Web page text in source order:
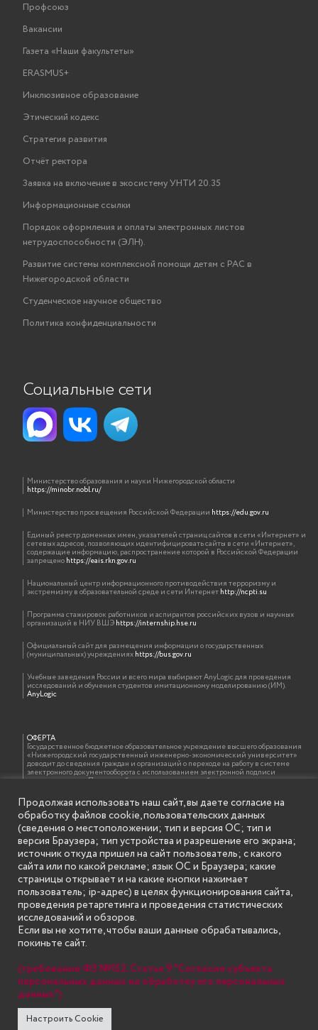
Профсоюз
Вакансии
Газета «Наши факультеты»
ERASMUS+
Инклюзивное образование
Этический кодекс
Стратегия развития
Отчёт ректора
Заявка на включение в экосистему УНТИ 20.35
Информационные ссылки
Порядок оформления и оплаты электронных листов
нетрудоспособности (ЭЛН).
Развитие системы комплексной помощи детям с РАС в
Нижегородской области
Студенческое научное общество
Политика конфиденциальности
Социальные сети
Министерство образования и науки Нижегородской области
https://minobr.nobl.ru/
Министерство просвещения Российской Федерации https://edu.gov.ru
Единый реестр доменных имен, указателей страниц сайтов в сети «Интернет» и
сетевых адресов, позволяющих идентифицировать сайты в сети «Интернет»,
содержащие информацию, распространение которой в Российской Федерации
запрещеноhttps://eais.rkn.gov.ru
Национальный центр информационного противодействия терроризму и
экстремизму в образовательной среде и сети Интернетhttp://ncpti.su
Программа стажировок работников и аспирантов российских вузов и научных
организаций в НИУ ВШЭhttps://internship.hse.ru
Официальный сайт для размещения информации о государственных
(муниципальных) учрежденияхhttps://bus.gov.ru
Учебные заведения России и всего мира выбирают AnyLogic для проведения
исследований и обучения студентов имитационному моделированию (ИМ).
AnyLogic
ОФЕРТА
Государственное бюджетное образовательное учреждение высшего образования
«Нижегородский государственный инженерно-экономический университет»
доводит до сведения граждан и организаций о переходе на работу в системе
электронного документооборота с использованием электронной подписи
должностных лиц. При этом обращаем внимание, что бумажная копия документа,
оформляется на бланке образовательной организации с проставлением отметки
об электронной подписи должностного лица в соответствии с требованиями ГОСТ
Р 7.0.97-2016 «Организационно-распорядительная документация. Требования к
оформлению документов»
ИНФОРМАЦИЯ ДЛЯ ПРАВООБЛАДАТЕЛЕЙ
Все права на аудио и видео материалы, представленные на нашем сайте
принадлежат их законным владельцам и предназначены только для ознакомления.
Наличие материалов на сайте никаким образом не претендует на обозначение
нашего авторского права на данные материалы. Авторы не несут ответственности
за возможные последствия использования их в целях, запрещенных Уголовным
Кодексом Российской Федерации. Если вы соглашаетесь с указанными
условиями, то можете приступить к просмотру материалов. Иначе вы должны
немедленно покинуть сайт. Все материалы, размещенные на сайте, взяты с
открытых (общедоступных) источников. Если Вы являетесь правообладателем
информация распространялась без Вашего на то согласия, то мы будем рады
оказать Вам содействие, удалив соответствующие страницы. Для этого достаточно,
чтобы вы прислали нам письмо (в электронном виде) с E-mail официального
почтового домена компании правообладателя, в котором указали ссылки на
страницы сайта, которые необходимо удалить.
Продолжая использовать наш сайт, вы даете согласие на
обработку файлов cookie, пользовательских данных
(сведения о местоположении; тип и версия ОС; тип и
версия Браузера; тип устройства и разрешение его экрана;
источник откуда пришел на сайт пользователь; с какого
сайта или по какой рекламе; язык ОС и Браузера; какие
страницы открывает и на какие кнопки нажимает
пользователь; ip-адрес) в целях функционирования сайта,
проведения ретаргетинга и проведения статистических
исследований и обзоров.
Если вы не хотите, чтобы ваши данные обрабатывались,
покиньте сайт.
(требование ФЗ №152. Статья 9 "Согласие субъекта
персональных данных на обработку его персональных
данных")
Настроить Cookie